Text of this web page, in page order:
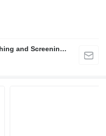
FABO Mobile & Stationary Crushing and Screening Plants | Concrete Batching Plants Manufacturer